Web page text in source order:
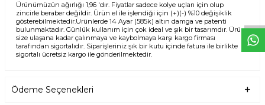
Ürünümüzün ağırlığı 1,96 'dır. Fiyatlar sadece kolye uçları için olup
zincirle beraber değildir. Ürün el ile işlendiği için (+)(-) %10 değişiklik
gösterebilmektedir.Ürünlerde 14 Ayar (585k) altın damga ve patenti
bulunmaktadır. Günlük kullanım için çok ideal ve şık bir tasarımdır. Ürün
size ulaşana kadar çalınmaya ve kaybolmaya karşı kargo firması
tarafından sigortalıdır. Siparişleriniz şık bir kutu içinde fatura ile birlikte
sigortalı ücretsiz kargo ile gönderilmektedir.
Ödeme Seçenekleri